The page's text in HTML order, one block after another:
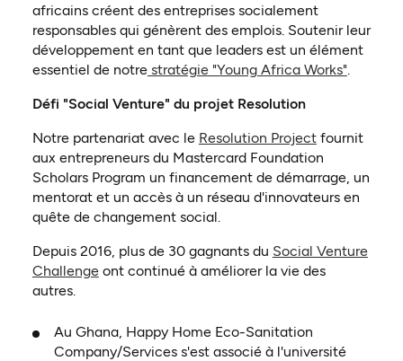
africains créent des entreprises socialement
responsables qui génèrent des emplois. Soutenir leur
développement en tant que leaders est un élément
essentiel de notrestratégie "Young Africa Works".
Défi "Social Venture" du projet Resolution
Notre partenariat avec le Resolution Project(ouvre dans
fournit
aux entrepreneurs du Mastercard Foundation
Scholars Program un financement de démarrage, un
mentorat et un accès à un réseau d'innovateurs en
quête de changement social.
Depuis 2016, plus de 30 gagnants du Social Venture
Challenge(ouvre dans un nouvel onglet)
ont continué à améliorer la vie des
autres.
Au Ghana, Happy Home Eco-Sanitation
Company/Services s'est associé à l'université